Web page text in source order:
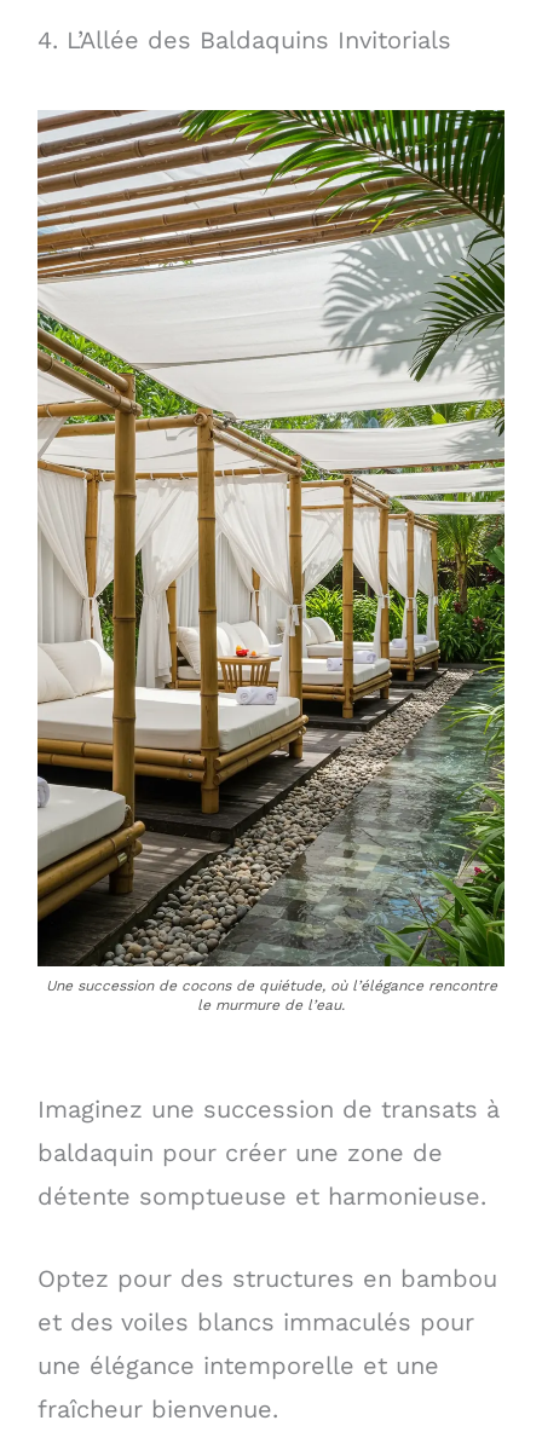
4. L’Allée des Baldaquins Invitorials
Une succession de cocons de quiétude, où l’élégance rencontre
le murmure de l’eau.
Imaginez une succession de transats à
baldaquin pour créer une zone de
détente somptueuse et harmonieuse.
Optez pour des structures en bambou
et des voiles blancs immaculés pour
une élégance intemporelle et une
fraîcheur bienvenue.